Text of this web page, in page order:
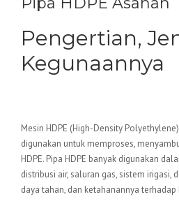
Pengertian,
Kegunaannya
Mesin HDPE (High-Density
digunakan untuk memproses,
HDPE. Pipa HDPE banyak digunakan
distribusi air, saluran gas, sistem irigasi,
daya tahan, dan ketahanannya